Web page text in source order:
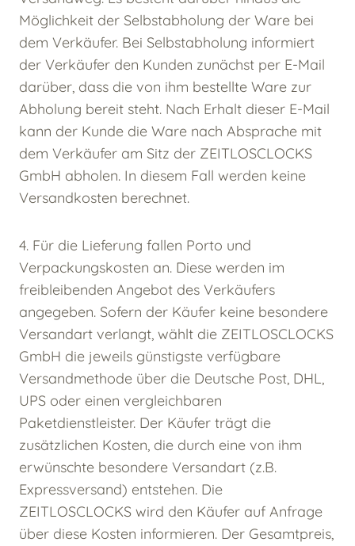
Möglichkeit der Selbstabholung der Ware bei
dem Verkäufer. Bei Selbstabholung informiert
der Verkäufer den Kunden zunächst per E-Mail
darüber, dass die von ihm bestellte Ware zur
Abholung bereit steht. Nach Erhalt dieser E-Mail
kann der Kunde die Ware nach Absprache mit
dem Verkäufer am Sitz der ZEITLOSCLOCKS
GmbH abholen. In diesem Fall werden keine
Versandkosten berechnet.
4. Für die Lieferung fallen Porto und
Verpackungskosten an. Diese werden im
freibleibenden Angebot des Verkäufers
angegeben. Sofern der Käufer keine besondere
Versandart verlangt, wählt die ZEITLOSCLOCKS
GmbH die jeweils günstigste verfügbare
Versandmethode über die Deutsche Post, DHL,
UPS oder einen vergleichbaren
Paketdienstleister. Der Käufer trägt die
zusätzlichen Kosten, die durch eine von ihm
erwünschte besondere Versandart (z.B.
Expressversand) entstehen. Die
ZEITLOSCLOCKS wird den Käufer auf Anfrage
über diese Kosten informieren. Der Gesamtpreis,